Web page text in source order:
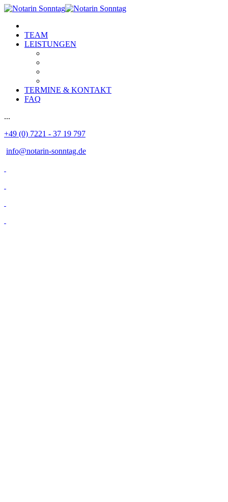
TEAM
LEISTUNGEN
TERMINE & KONTAKT
FAQ
...
+49 (0) 7221 - 37 19 797
info@notarin-sonntag.de